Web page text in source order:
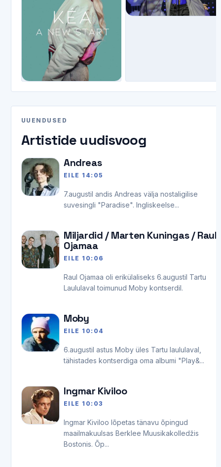
UUENDUSED
Artistide uudisvoog
EILE 14:05
Andreas
7.augustil andis Andreas välja nostaligilise
suvesingli "Paradise". Ingliskeelse...
EILE 10:06
Miljardid / Marten Kuningas / Raul
Ojamaa
Raul Ojamaa oli erikülaliseks 6.augustil Tartu
Laululaval toimunud Moby kontserdil.
EILE 10:04
Moby
6.augustil astus Moby üles Tartu laululaval,
tähistades kontserdiga oma albumi "Play&...
EILE 10:03
Ingmar Kiviloo
Ingmar Kiviloo lõpetas tänavu õpingud
maailmakuulsas Berklee Muusikakolledžis
Bostonis. Õp...